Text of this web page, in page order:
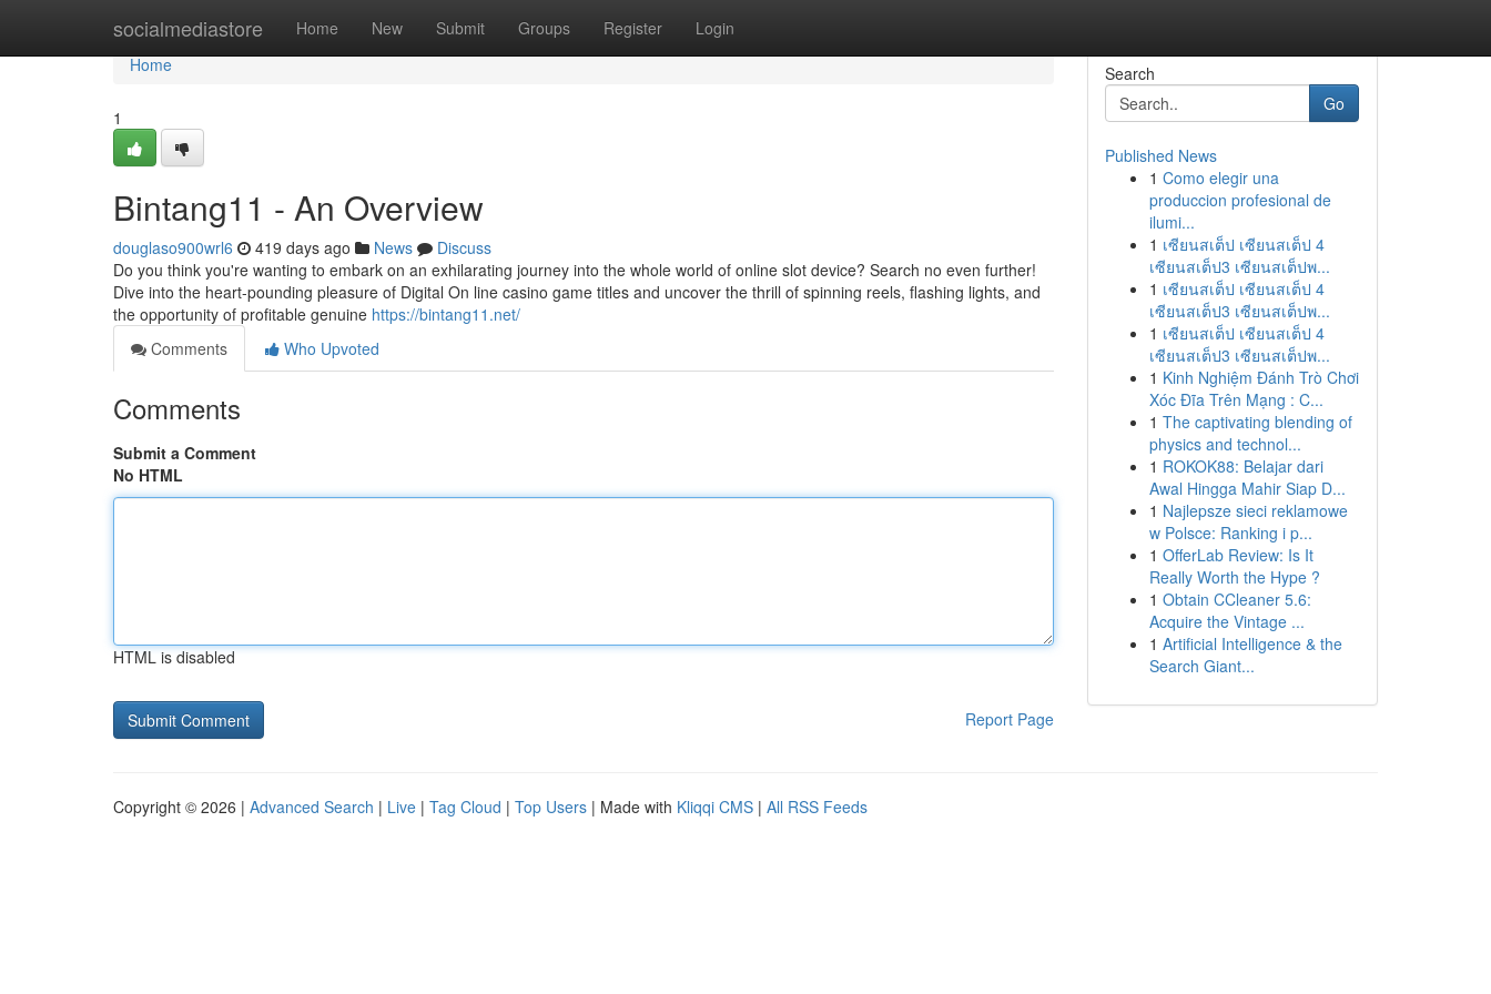
socialmediastore Home New Submit Groups Register Login
Home
Home
1
Bintang11 - An Overview
douglaso900wrl6 419 days ago News
Discuss
Do you think you're wanting to embark on an exhilarating journey into the whole world of online slot device? Search no even further!
Dive into the heart-pounding pleasure of Digital On line casino game titles and uncover the thrill of spinning reels, flashing lights, and
the opportunity of profitable genuine https://bintang11.net/
Comments
Who Upvoted
Comments
Submit a Comment
No HTML
HTML is disabled
Report Page
Search
Go
Published News
1 Como elegir una
produccion profesional de
ilumi...
1 เซียนสเต็ป เซียนสเต็ป 4
เซียนสเต็ป3 เซียนสเต็ปพ...
1 เซียนสเต็ป เซียนสเต็ป 4
เซียนสเต็ป3 เซียนสเต็ปพ...
1 เซียนสเต็ป เซียนสเต็ป 4
เซียนสเต็ป3 เซียนสเต็ปพ...
1 Kinh Nghiệm Đánh Trò Chơi
Xóc Đĩa Trên Mạng : C...
1 The captivating blending of
physics and technol...
1 ROKOK88: Belajar dari
Awal Hingga Mahir Siap D...
1 Najlepsze sieci reklamowe
w Polsce: Ranking i p...
1 OfferLab Review: Is It
Really Worth the Hype ?
1 Obtain CCleaner 5.6:
Acquire the Vintage ...
1 Artificial Intelligence & the
Search Giant...
Copyright © 2026 | Advanced Search | Live | Tag Cloud | Top Users | Made with Kliqqi CMS | All RSS Feeds